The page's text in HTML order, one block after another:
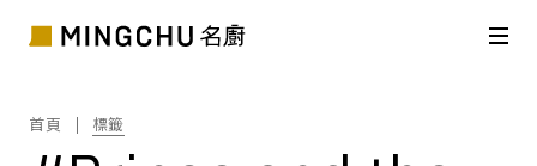
首頁 標籤